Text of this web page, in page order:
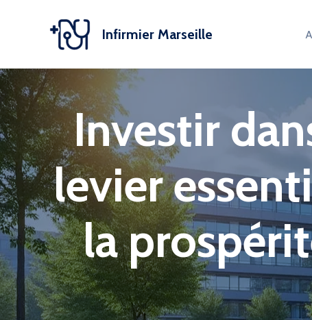
Infirmier Marseille
Investir
levier
la